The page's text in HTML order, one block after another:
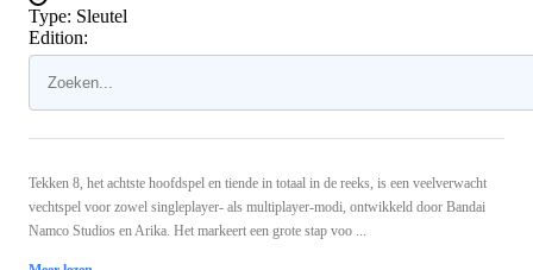
Type: Sleutel
Edition:
Tekken 8, het achtste hoofdspel en tiende in totaal in de reeks, is een veelverwacht
vechtspel voor zowel singleplayer- als multiplayer-modi, ontwikkeld door Bandai
Namco Studios en Arika. Het markeert een grote stap voo ...